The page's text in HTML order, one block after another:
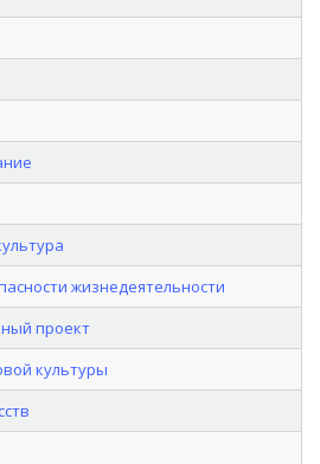
жизнедеятельности
проект
культуры